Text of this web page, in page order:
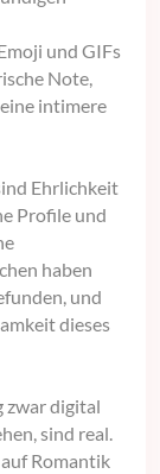
und GIFs
Note,
intimere
Ehrlichkeit
Profile und
haben
und
dieses
zwar digital
sind real.
Romantik